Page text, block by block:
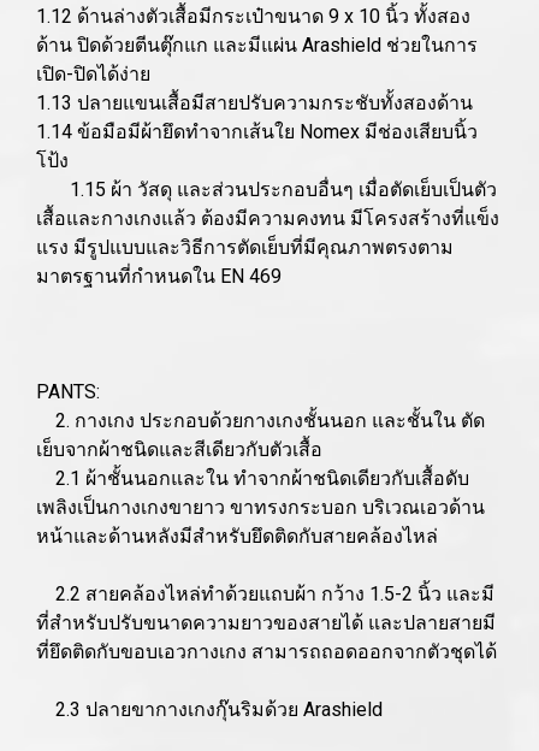
1.12 ด้านล่างตัวเสื้อมีกระเป๋าขนาด 9 x 10 นิ้ว ทั้งสอง
ด้าน ปิดด้วยตีนตุ๊กแก และมีแผ่น Arashield ช่วยในการ
เปิด-ปิดได้ง่าย
1.13 ปลายแขนเสื้อมีสายปรับความกระชับทั้งสองด้าน
1.14 ข้อมือมีผ้ายึดทำจากเส้นใย Nomex มีช่องเสียบนิ้ว
โป้ง
1.15 ผ้า วัสดุ และส่วนประกอบอื่นๆ เมื่อตัดเย็บเป็นตัว
เสื้อและกางเกงแล้ว ต้องมีความคงทน มีโครงสร้างที่แข็ง
แรง มีรูปแบบและวิธีการตัดเย็บที่มีคุณภาพตรงตาม
มาตรฐานที่กำหนดใน EN 469
PANTS:
2. กางเกง ประกอบด้วยกางเกงชั้นนอก และชั้นใน ตัด
เย็บจากผ้าชนิดและสีเดียวกับตัวเสื้อ
2.1 ผ้าชั้นนอกและใน ทำจากผ้าชนิดเดียวกับเสื้อดับ
เพลิงเป็นกางเกงขายาว ขาทรงกระบอก บริเวณเอวด้าน
หน้าและด้านหลังมีสำหรับยึดติดกับสายคล้องไหล่
2.2 สายคล้องไหล่ทำด้วยแถบผ้า กว้าง 1.5-2 นิ้ว และมี
ที่สำหรับปรับขนาดความยาวของสายได้ และปลายสายมี
ที่ยึดติดกับขอบเอวกางเกง สามารถถอดออกจากตัวชุดได้
2.3 ปลายขากางเกงกุ๊นริมด้วย Arashield